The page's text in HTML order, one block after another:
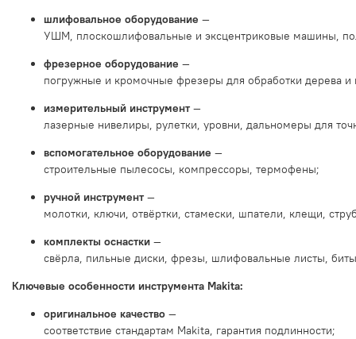
шлифовальное оборудование —
УШМ, плоскошлифовальные и эксцентриковые машины,
фрезерное оборудование —
погружные и кромочные фрезеры для обработки дерева и
измерительный инструмент —
лазерные нивелиры, рулетки, уровни, дальномеры для
вспомогательное оборудование —
строительные пылесосы, компрессоры, термофены;
ручной инструмент —
молотки, ключи, отвёртки, стамески, шпатели, клещи,
комплекты оснастки —
свёрла, пильные диски, фрезы, шлифовальные листы, биты
Ключевые особенности инструмента Makita:
оригинальное качество —
соответствие стандартам Makita, гарантия подлинности;